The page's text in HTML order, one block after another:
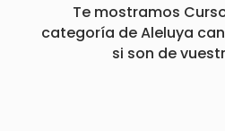
Te mostramos
categoría de Aleluya
si son de